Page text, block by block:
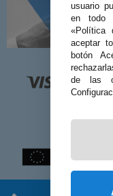
usuario
en todo
«Política
aceptar
botón
de las